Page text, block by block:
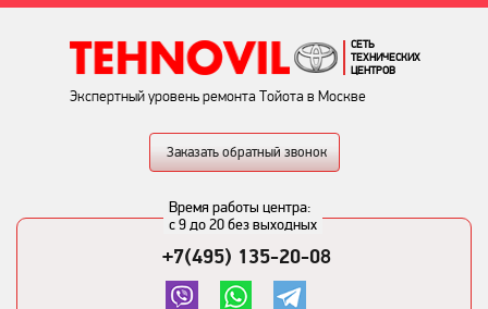
СЕТЬ
ТЕХНИЧЕСКИХ
ЦЕНТРОВ
Экспертный уровень ремонта Тойота в Москве
Заказать обратный звонок
Время работы центра:
с 9 до 20 без выходных
+7(495) 135-20-08